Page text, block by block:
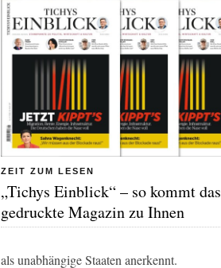
ZEIT ZUM LESEN
„Tichys Einblick“ – so kommt das
gedruckte Magazin zu Ihnen
als unabhängige Staaten anerkennt.